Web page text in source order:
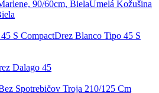
Umelá Kožušina
Drez Blanco Tipo 45 S
Dalago 45